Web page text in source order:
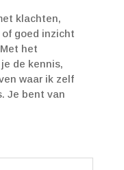
klachten,
goed inzicht
het
de kennis,
waar ik zelf
Je bent van